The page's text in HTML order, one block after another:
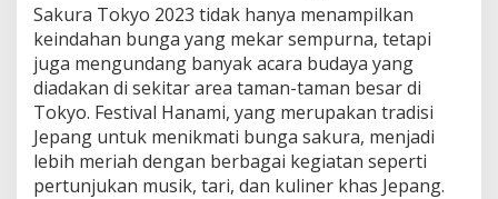
Sakura Tokyo 2023 tidak hanya menampilkan
keindahan bunga yang mekar sempurna, tetapi
juga mengundang banyak acara budaya yang
diadakan di sekitar area taman-taman besar di
Tokyo. Festival Hanami, yang merupakan tradisi
Jepang untuk menikmati bunga sakura, menjadi
lebih meriah dengan berbagai kegiatan seperti
pertunjukan musik, tari, dan kuliner khas Jepang.